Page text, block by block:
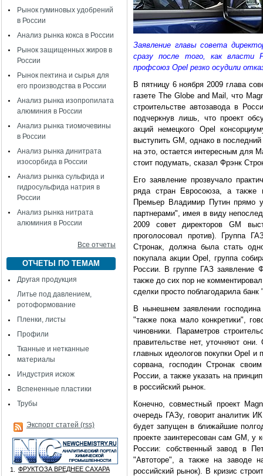
Рынок гуминовых удобрений
в России
Анализ рынка кокса в России
Рынок защищенных жиров в
России
Рынок пектина и сырья для
его производства в России
Анализ рынка изопропилата
алюминия в России
Анализ рынка тиомочевины
в России
Анализ рынка динитрата
изосорбида в России
Анализ рынка сульфида и
гидросульфида натрия в
России
Анализ рынка нитрата
алюминия в России
Все отчеты
ОТЧЕТЫ ПО ТЕМАМ
Другая продукция
Литье под давлением,
ротоформование
Пленки, листы
Профили
Тканные и нетканные
материалы
Индустрия искож
Вспененные пластики
Трубы
Экспорт статей (rss)
1.
ФРУКТОЗА ВРЕДНЕЕ САХАРА
Заявление главы совета
сразу после того, как власти
профсоюз Opel резко осудили
В пятницу 6 ноября 2009 глава
газете The Globe and Mail, что
строительстве автозавода в
подчеркнув лишь, что проект
акций немецкого Opel
выступить GM, однако в
на это, остается интересным для
стоит подумать, сказал Фрэнк
Его заявление прозвучало
ряда стран Евросоюза, а также
Премьер Владимир Путин прямо
партнерами", имея в виду
2009 совет директоров GM
проголосовал против). Группа
Стронак, должна была стать
покупала акции Opel, группа
России. В группе ГАЗ заявление
также до сих пор не
сделки просто поблагодарила
В нынешнем заявлении
"также пока мало конкретики",
чиновники. Параметров
правительстве нет, уточняют
главных идеологов покупки Opel и
сорвана, господин Стронак
России, а также указать на
в российский рынок.
Конечно, совместный проект
очередь ГАЗу, говорит аналитик
будет запущен в ближайшие
проекте заинтересован сам GM, у
России: собственный завод в
"Автоторе", а также на заводе
российский рынок). В кризис